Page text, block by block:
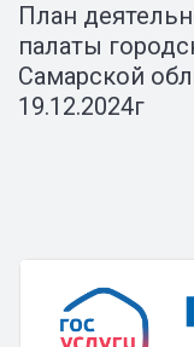
План
палаты
Самарской
19.12.2024г